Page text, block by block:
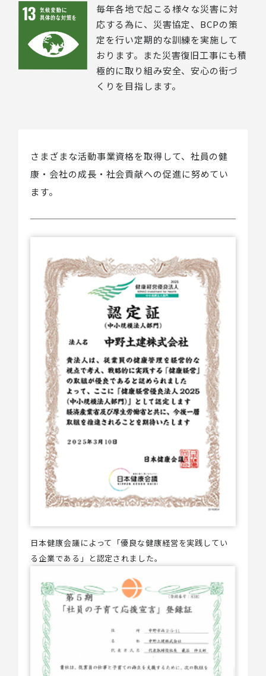
毎年各地で起こる様々な災害に対
応する為に、災害協定、BCPの策
定を行い定期的な訓練を実施して
おります。また災害復旧工事にも積
極的に取り組み安全、安心の街づ
くりを目指します。
さまざまな活動事業資格を取得して、 社員の健
康・会社の成長・社会貢献への促進に努めてい
ます。
日本健康会議によって「優良な健康経営を実践してい
る企業である」と認定されました。